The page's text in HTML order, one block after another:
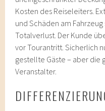
Kosten des Reiseleiters.
und Schäden am
Totalverlust. Der Kunde
vor Tourantritt. Sicherlich
gestellte Gäste – aber die
Veranstalter.